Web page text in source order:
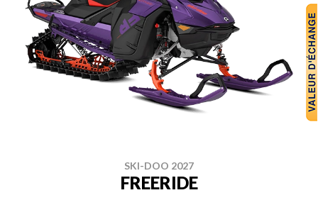
SKI-DOO 2027
FREERIDE